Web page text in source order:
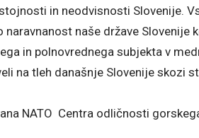
in neodvisnosti Slovenije.
naše države Slovenije
in polnovrednega subjekta v
na tleh današnje Slovenije skozi
NATO Centra odličnosti